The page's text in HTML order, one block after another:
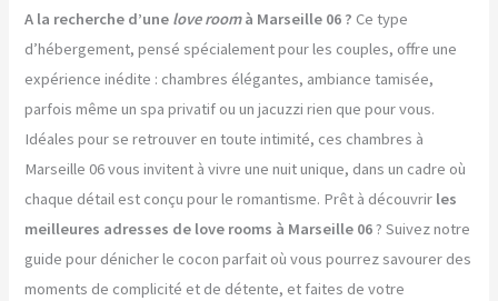
A la recherche d’une love roomà Marseille 06 ? Ce type
d’hébergement, pensé spécialement pour les couples, offre une
expérience inédite : chambres élégantes, ambiance tamisée,
parfois même un spa privatif ou un jacuzzi rien que pour vous.
Idéales pour se retrouver en toute intimité, ces chambres à
Marseille 06 vous invitent à vivre une nuit unique, dans un cadre où
chaque détail est conçu pour le romantisme. Prêt à découvrir les
meilleures adresses de love rooms à Marseille 06? Suivez notre
guide pour dénicher le cocon parfait où vous pourrez savourer des
moments de complicité et de détente, et faites de votre